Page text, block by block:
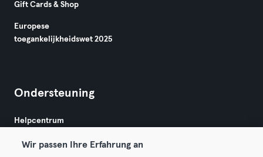
Gift Cards & Shop
Europese
toegankelijkheidswet 2025
Ondersteuning
Helpcentrum
Wir passen Ihre Erfahrung an